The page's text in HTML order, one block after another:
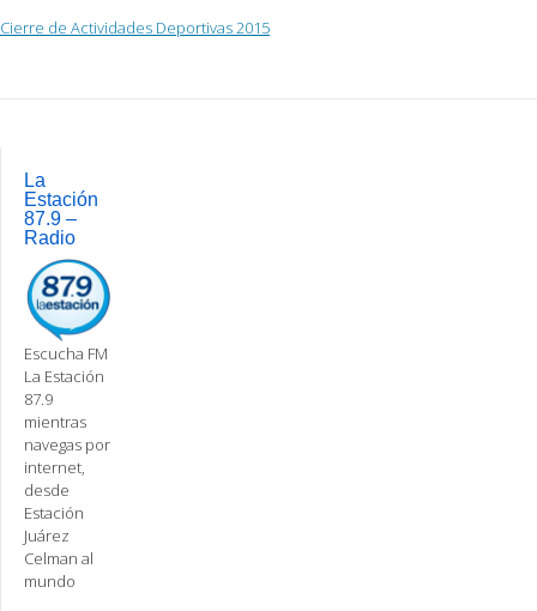
Cierre de Actividades Deportivas 2015
navigation
La
Estación
87.9 –
Radio
Escucha FM
La Estación
87.9
mientras
navegas por
internet,
desde
Estación
Juárez
Celman al
mundo